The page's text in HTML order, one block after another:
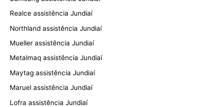
Realce assistência Jundiaí
Northland assistência Jundiaí
Mueller assistência Jundiaí
Metalmaq assistência Jundiaí
Maytag assistência Jundiaí
Maruel assistência Jundiaí
Lofra assistência Jundiaí